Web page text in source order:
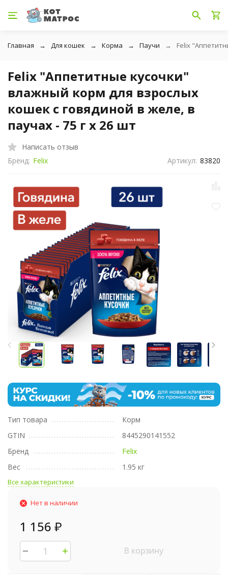
Главная Для кошек Корма Паучи Felix
Felix "Аппетитные кусочки"
влажный корм для взрослых
кошек с говядиной в желе, в
паучах - 75 г х 26 шт
Написать отзыв
Бренд: Felix Артикул: 83820
Тип товара
Корм
GTIN
8445290141552
Бренд
Felix
Вес
1.95 кг
Все характеристики
Нет в наличии
1 156 ₽
В корзину